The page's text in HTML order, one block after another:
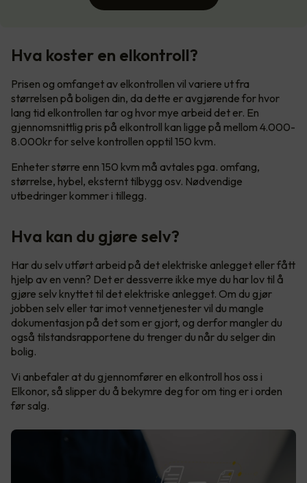
Hva koster en elkontroll?
Prisen og omfanget av elkontrollen vil variere ut fra
størrelsen på boligen din, da dette er avgjørende for hvor
lang tid elkontrollen tar og hvor mye arbeid det er. En
gjennomsnittlig pris på elkontroll kan ligge på mellom 4.000-
8.000kr for selve kontrollen opptil 150 kvm.
Enheter større enn 150 kvm må avtales pga. omfang,
størrelse, hybel, eksternt tilbygg osv. Nødvendige
utbedringer kommer i tillegg.
Hva kan du gjøre selv?
Har du selv utført arbeid på det elektriske anlegget eller fått
hjelp av en venn? Det er dessverre ikke mye du har lov til å
gjøre selv knyttet til det elektriske anlegget. Om du gjør
jobben selv eller tar imot vennetjenester vil du mangle
dokumentasjon på det som er gjort, og derfor mangler du
også tilstandsrapportene du trenger du når du selger din
bolig.
Vi anbefaler at du gjennomfører en elkontroll hos oss i
Elkonor, så slipper du å bekymre deg for om ting er i orden
før salg.